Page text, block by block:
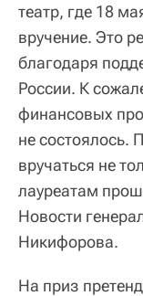
театр, где 18
вручение. Это
благодаря
России. К
финансовых
не состоялось.
вручаться не
лауреатам
Новости
Никифорова.
На приз